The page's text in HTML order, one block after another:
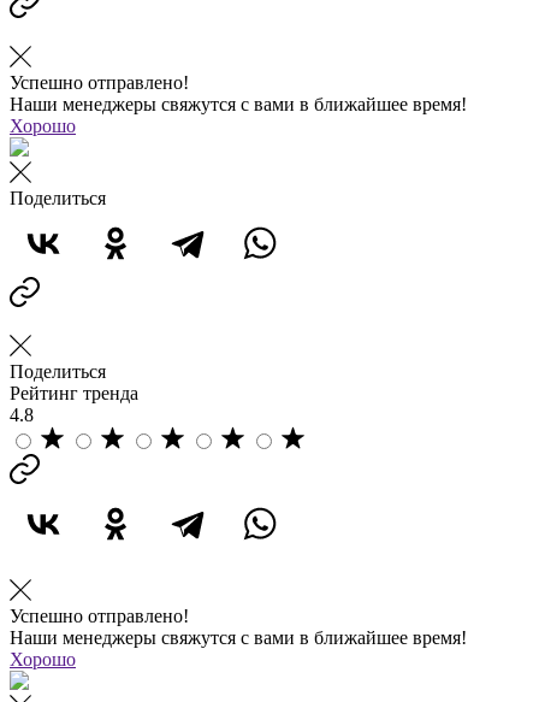
Успешно отправлено!
Наши менеджеры свяжутся с вами в ближайшее время!
Хорошо
Поделиться
Поделиться
Рейтинг тренда
4.8
Успешно отправлено!
Наши менеджеры свяжутся с вами в ближайшее время!
Хорошо